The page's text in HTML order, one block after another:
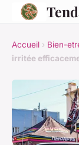
Accueil › Bien-
irritée